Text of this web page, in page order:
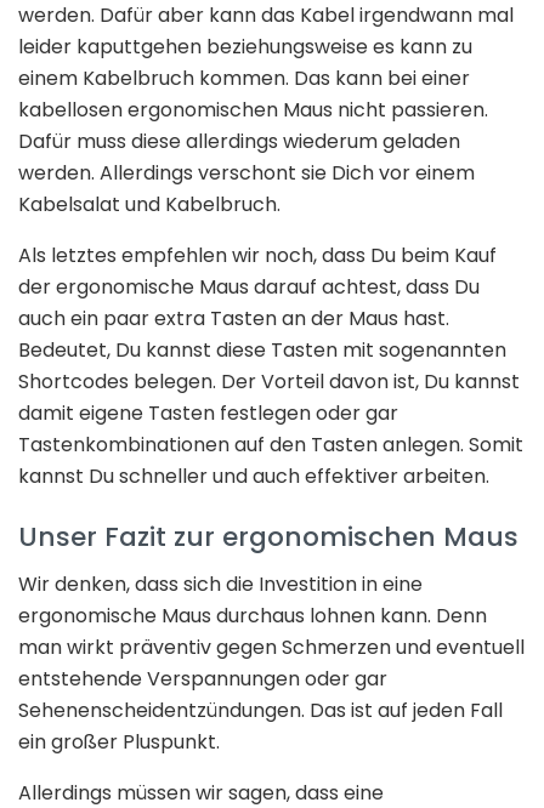
werden. Dafür aber kann das Kabel irgendwann mal
leider kaputtgehen beziehungsweise es kann zu
einem Kabelbruch kommen. Das kann bei einer
kabellosen ergonomischen Maus nicht passieren.
Dafür muss diese allerdings wiederum geladen
werden. Allerdings verschont sie Dich vor einem
Kabelsalat und Kabelbruch.
Als letztes empfehlen wir noch, dass Du beim Kauf
der ergonomische Maus darauf achtest, dass Du
auch ein paar extra Tasten an der Maus hast.
Bedeutet, Du kannst diese Tasten mit sogenannten
Shortcodes belegen. Der Vorteil davon ist, Du kannst
damit eigene Tasten festlegen oder gar
Tastenkombinationen auf den Tasten anlegen. Somit
kannst Du schneller und auch effektiver arbeiten.
Unser Fazit zur ergonomischen Maus
Wir denken, dass sich die Investition in eine
ergonomische Maus durchaus lohnen kann. Denn
man wirkt präventiv gegen Schmerzen und eventuell
entstehende Verspannungen oder gar
Sehenenscheidentzündungen. Das ist auf jeden Fall
ein großer Pluspunkt.
Allerdings müssen wir sagen, dass eine